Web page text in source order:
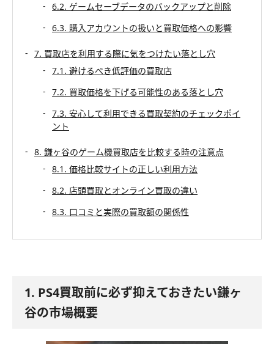
6.2. ゲームセーブデータのバックアップと削除
6.3. 購入アカウントの扱いと買取価格への影響
7. 買取店を利用する際に気をつけたい落とし穴
7.1. 避けるべき低評価の買取店
7.2. 買取価格を下げる可能性のある落とし穴
7.3. 安心して利用できる買取契約のチェックポイ
ント
8. 鎌ヶ谷のゲーム機買取店を比較する時の注意点
8.1. 価格比較サイトの正しい利用方法
8.2. 店頭買取とオンライン買取の違い
8.3. 口コミと実際の買取額の関係性
1. PS4買取前に必ず抑えておきたい鎌ヶ
谷の市場概要